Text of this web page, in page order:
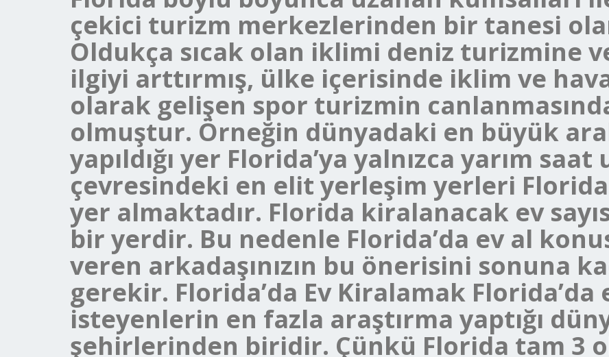
çekici turizm merkezlerinden bir tanesi
Oldukça sıcak olan iklimi deniz turizmine
ilgiyi arttırmış, ülke içerisinde iklim ve
olarak gelişen spor turizmin
olmuştur. Örneğin dünyadaki en büyük
yapıldığı yer Florida’ya yalnızca yarım
çevresindeki en elit yerleşim yerleri Florida
yer almaktadır. Florida kiralanacak ev
bir yerdir. Bu nedenle Florida’da ev al
veren arkadaşınızın bu önerisini sonuna
gerekir. Florida’da Ev Kiralamak Florida’da
isteyenlerin en fazla araştırma yaptığı
şehirlerinden biridir. Çünkü Florida tam 3